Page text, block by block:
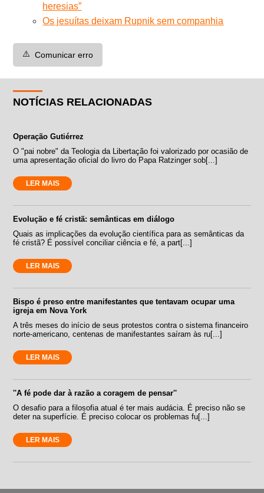
heresias”
Os jesuítas deixam Rupnik sem companhia
⚠️ Comunicar erro
NOTÍCIAS RELACIONADAS
Operação Gutiérrez
O "pai nobre" da Teologia da Libertação foi valorizado por ocasião de
uma apresentação oficial do livro do Papa Ratzinger sob[...]
LER MAIS
Evolução e fé cristã: semânticas em diálogo
Quais as implicações da evolução científica para as semânticas da
fé cristã? É possível conciliar ciência e fé, a part[...]
LER MAIS
Bispo é preso entre manifestantes que tentavam ocupar uma
igreja em Nova York
A três meses do início de seus protestos contra o sistema financeiro
norte-americano, centenas de manifestantes saíram às ru[...]
LER MAIS
''A fé pode dar à razão a coragem de pensar''
O desafio para a filosofia atual é ter mais audácia. É preciso não se
deter na superfície. É preciso colocar os problemas fu[...]
LER MAIS